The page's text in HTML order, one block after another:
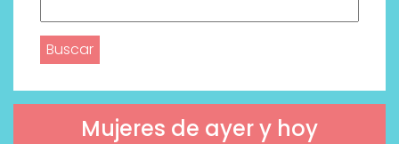
Mujeres de ayer y hoy